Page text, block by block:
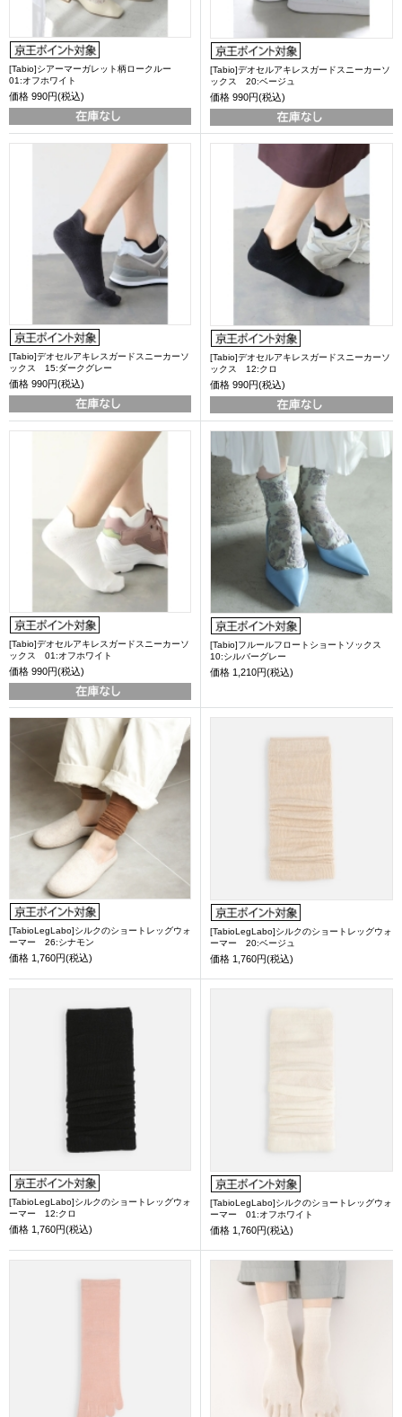
[Tabio]シアーマーガレット柄ロークルー
01:オフホワイト
価格 990円(税込)
[Tabio]デオセルアキレスガードスニーカーソ
ックス 20:ベージュ
価格 990円(税込)
[Tabio]デオセルアキレスガードスニーカーソ
ックス 15:ダークグレー
価格 990円(税込)
[Tabio]デオセルアキレスガードスニーカーソ
ックス 12:クロ
価格 990円(税込)
[Tabio]デオセルアキレスガードスニーカーソ
ックス 01:オフホワイト
価格 990円(税込)
[Tabio]フルールフロートショートソックス
10:シルバーグレー
価格 1,210円(税込)
[TabioLegLabo]シルクのショートレッグウォ
ーマー 26:シナモン
価格 1,760円(税込)
[TabioLegLabo]シルクのショートレッグウォ
ーマー 20:ベージュ
価格 1,760円(税込)
[TabioLegLabo]シルクのショートレッグウォ
ーマー 12:クロ
価格 1,760円(税込)
[TabioLegLabo]シルクのショートレッグウォ
ーマー 01:オフホワイト
価格 1,760円(税込)